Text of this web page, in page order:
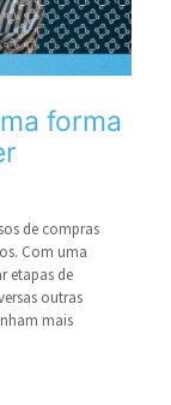
forma
de compras
Com uma
etapas de
outras
mais